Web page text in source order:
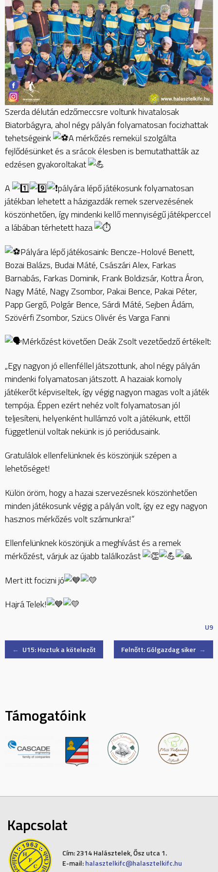
Szerda délután edzőmeccsre voltunk hivatalosak
Biatorbágyra, ahol négy pályán folyamatosan focizhattak
tehetségeink
A mérkőzés remekül szolgálta
fejlődésünket és a srácok élesben is bemutathatták az
edzésen gyakoroltakat
A
pályára lépő játékosunk folyamatosan
játékban lehetett a házigazdák remek szervezésének
köszönhetően, így mindenki kellő mennyiségű játékperccel
a lábában térhetett haza
Pályára lépő játékosaink: Bencze-Holové Benett,
Bozai Balázs, Budai Máté, Császári Alex, Farkas
Barnabás, Farkas Dominik, Frank Boldizsár, Kottra Áron,
Nagy Máté, Nagy Zsombor, Pakai Bence, Pakai Péter,
Papp Gergő, Polgár Bence, Sárdi Máté, Sejben Ádám,
Szövérfi Zsombor, Szücs Olivér és Varga Fanni
Mérkőzést követően Deák Zsolt vezetőedző értékelt:
„Egy nagyon jó ellenféllel játszottunk, ahol négy pályán
mindenki folyamatosan játszott. A hazaiak komoly
játékerőt képviseltek, így végig nagyon magas volt a játék
tempója. Éppen ezért nehéz volt folyamatosan jól
teljesíteni, helyenként hullámzó volt a játékunk, ettől
függetlenül voltak nekünk is jó periódusaink.
Gratulálok ellenfelünknek és köszönjük szépen a
lehetőséget!
Külön öröm, hogy a hazai szervezésnek köszönhetően
minden játékosunk végig a pályán volt, így ez egy nagyon
hasznos mérkőzés volt számunkra!”
Ellenfelünknek köszönjük a meghívást és a remek
mérkőzést, várjuk az újabb találkozást
Mert itt focizni jó
Hajrá Telek!
U9
Post
← U15: Hoztuk a kötelezőt Felnőtt: Gólgazdag siker →
Támogatóink
Kapcsolat
Cím:2314 Halásztelek, Ősz utca 1.
E-mail: halasztelkifc@halasztelkifc.hu